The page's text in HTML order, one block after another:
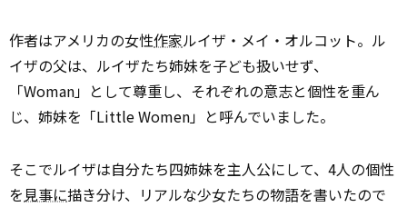
作者はアメリカの女性作家ルイザ・メイ・オルコット。ル
イザの父は、ルイザたち姉妹を子ども扱いせず、
「Woman」として尊重し、それぞれの意志と個性を重ん
じ、姉妹を「Little Women」と呼んでいました。
そこでルイザは自分たち四姉妹を主人公にして、4人の個性
を見事に描き分け、リアルな少女たちの物語を書いたので